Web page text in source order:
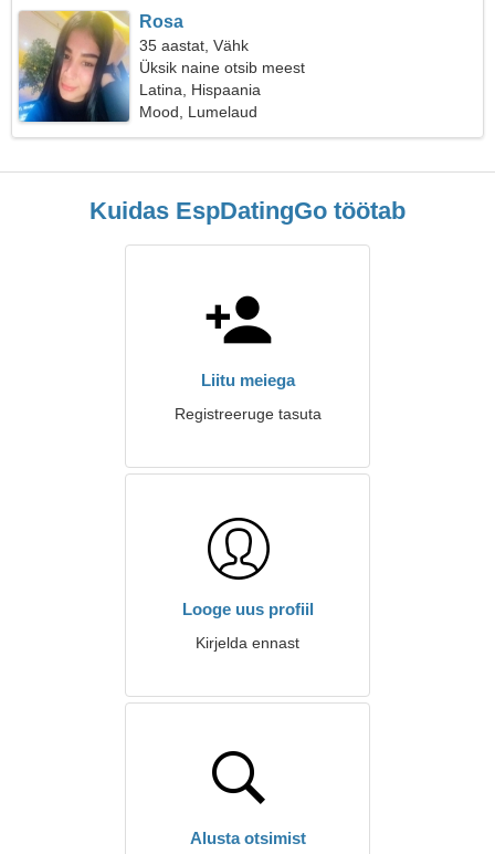
Rosa
35 aastat, Vähk
Üksik naine otsib meest
Latina, Hispaania
Mood, Lumelaud
Kuidas EspDatingGo töötab
Liitu meiega
Registreeruge tasuta
Looge uus profiil
Kirjelda ennast
Alusta otsimist